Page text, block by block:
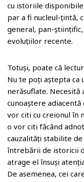
cu istoriile
par a fi nucleul-țintă,
general, pan-
evoluțiilor recente.
Totuși, poate că
Nu te poți aștepta ca
nerăsuflate. Necesită
cunoaștere
vor citi cu creionul în
o vor citi făcând
cauzalități stabilite
întrebării de istoricii
atrage el însuși
De asemenea, cei